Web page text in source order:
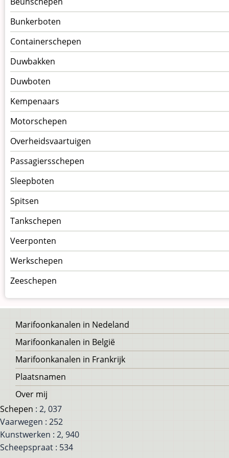
Schepen
Bunkerboten
Containerschepen
Duwbakken
Duwboten
Kempenaars
Motorschepen
Overheidsvaartuigen
Passagiersschepen
Sleepboten
Spitsen
Tankschepen
Veerponten
Werkschepen
Zeeschepen
Voet
Marifoonkanalen in Nedeland
Marifoonkanalen in België
Marifoonkanalen in Frankrijk
Plaatsnamen
Over mij
Schepen : 2, 037
Vaarwegen : 252
Kunstwerken : 2, 940
Scheepspraat : 534